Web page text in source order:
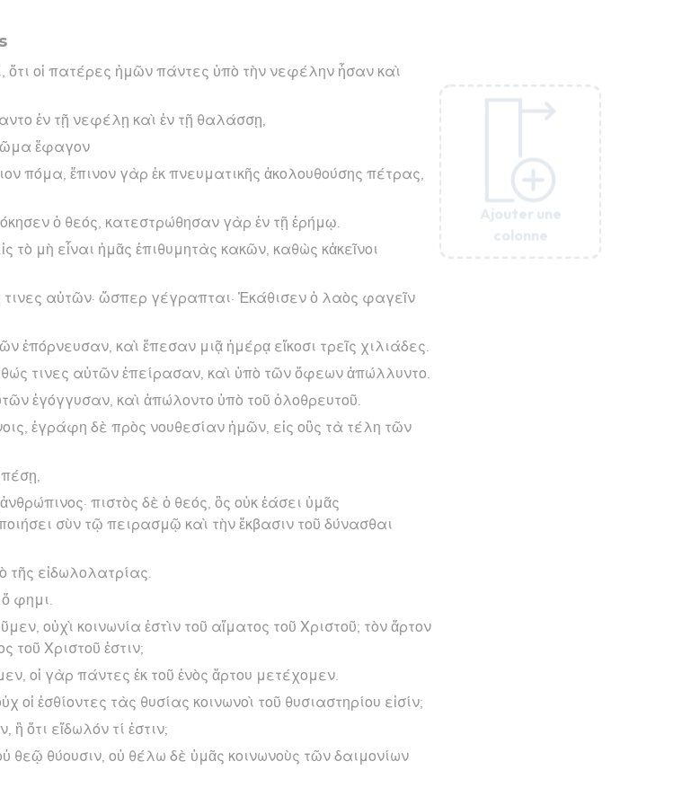
Ajouter une
colonne
Ajouter une
colonne
οἱ πατέρες ἡμῶν πάντες ὑπὸ τὴν νεφέλην ἦσαν καὶ
ἐν τῇ νεφέλῃ καὶ ἐν τῇ θαλάσσῃ,
ἔφαγον
πόμα, ἔπινον γὰρ ἐκ πνευματικῆς ἀκολουθούσης πέτρας,
ὁ θεός, κατεστρώθησαν γὰρ ἐν τῇ ἐρήμῳ.
τὸ μὴ εἶναι ἡμᾶς ἐπιθυμητὰς κακῶν, καθὼς κἀκεῖνοι
αὐτῶν· ὥσπερ γέγραπται· Ἐκάθισεν ὁ λαὸς φαγεῖν
ἐπόρνευσαν, καὶ ἔπεσαν μιᾷ ἡμέρᾳ εἴκοσι τρεῖς χιλιάδες.
τινες αὐτῶν ἐπείρασαν, καὶ ὑπὸ τῶν ὄφεων ἀπώλλυντο.
ἐγόγγυσαν, καὶ ἀπώλοντο ὑπὸ τοῦ ὀλοθρευτοῦ.
ἐγράφη δὲ πρὸς νουθεσίαν ἡμῶν, εἰς οὓς τὰ τέλη τῶν
πιστὸς δὲ ὁ θεός, ὃς οὐκ ἐάσει ὑμᾶς
σὺν τῷ πειρασμῷ καὶ τὴν ἔκβασιν τοῦ δύνασθαι
τῆς εἰδωλολατρίας.
φημι.
οὐχὶ κοινωνία ἐστὶν τοῦ αἵματος τοῦ Χριστοῦ; τὸν ἄρτον
τοῦ Χριστοῦ ἐστιν;
οἱ γὰρ πάντες ἐκ τοῦ ἑνὸς ἄρτου μετέχομεν.
ἐσθίοντες τὰς θυσίας κοινωνοὶ τοῦ θυσιαστηρίου εἰσίν;
ἢ ὅτι εἴδωλόν τί ἐστιν;
θεῷ θύουσιν, οὐ θέλω δὲ ὑμᾶς κοινωνοὺς τῶν δαιμονίων
Ajouter une
colonne
Ajouter une
colonne
Ajouter une
colonne
Ajouter une
colonne